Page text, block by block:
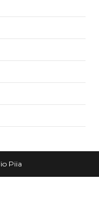
Piia